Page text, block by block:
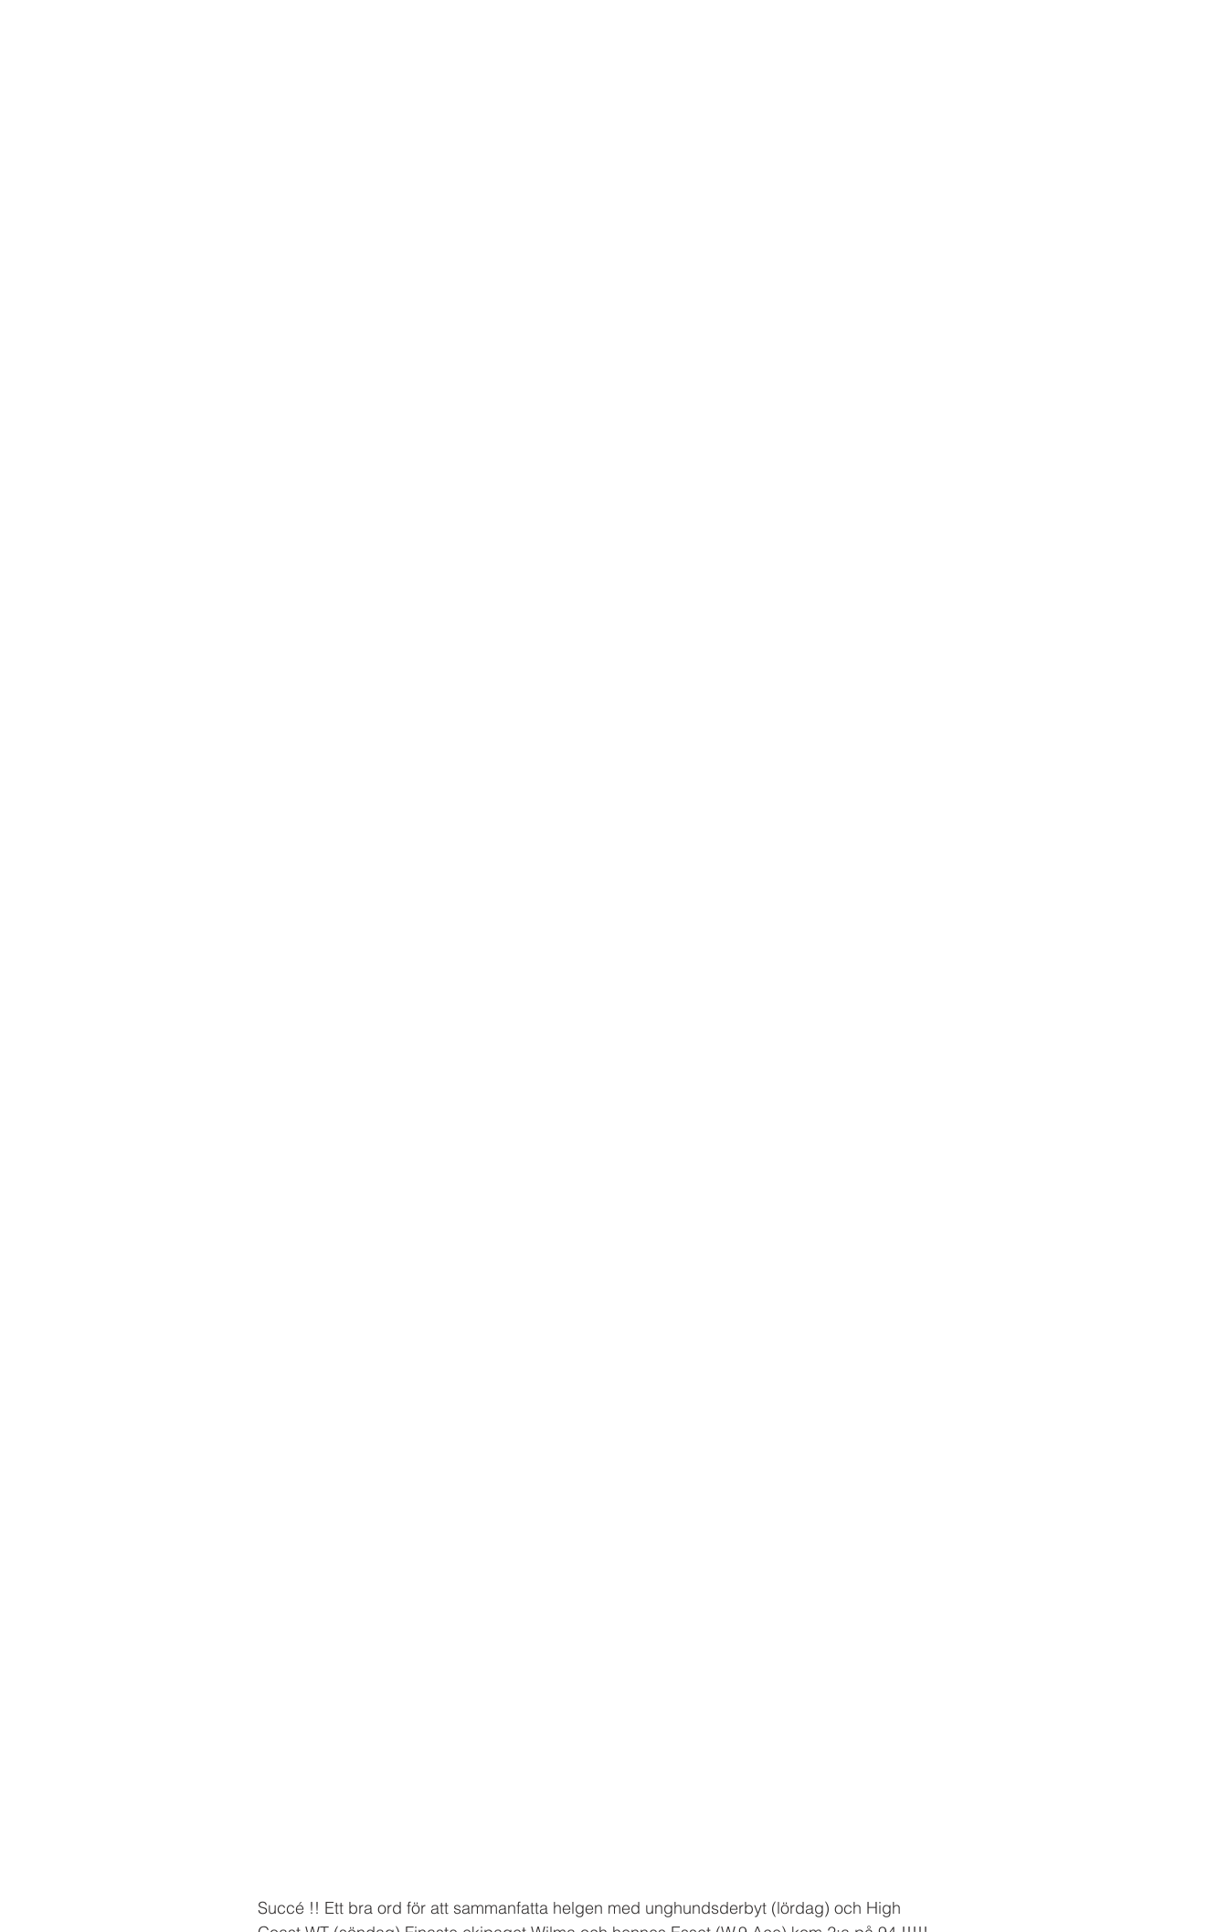
Succé !! Ett bra ord för att sammanfatta helgen med unghundsderbyt (lördag) och High